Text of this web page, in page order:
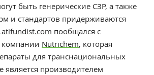
быть генерические СЗР, а также
и стандартов придерживаются
пообщался с
компании Nutriсhem, которая
для транснациональных
является производителем